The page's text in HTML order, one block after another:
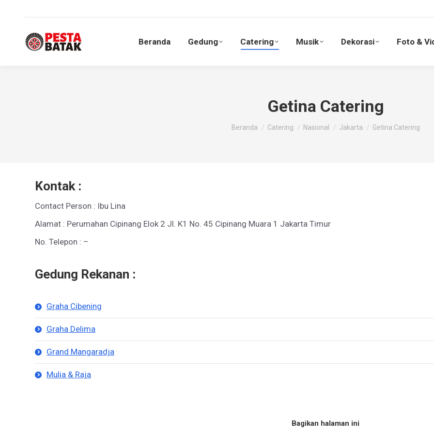
Beranda Gedung Catering Musik Dekorasi Foto &
Getina Catering
You are here:
Beranda Catering Nasional Jakarta Getina Catering
Kontak :
Contact Person : Ibu Lina
Alamat : Perumahan Cipinang Elok 2 Jl. K1 No. 45 Cipinang Muara 1 Jakarta Timur
No. Telepon : –
Gedung Rekanan :
Graha Cibening
Graha Delima
Grand Mangaradja
Mulia & Raja
Bagikan halaman ini
Beranda Gedung Catering Musik Dekorasi Foto &